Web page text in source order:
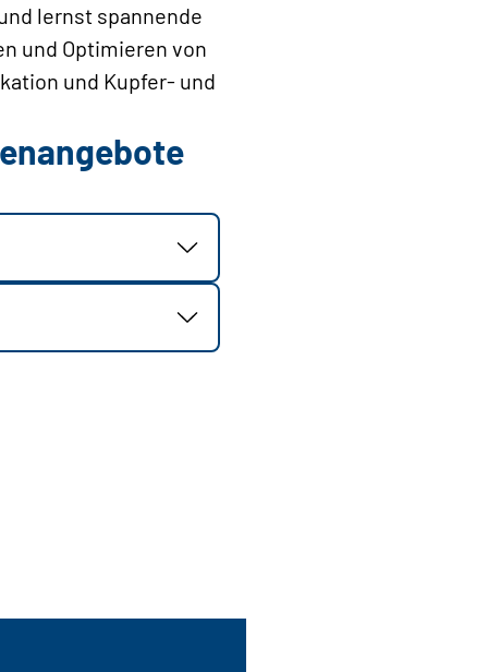
lernst spannende
und Optimieren von
und Kupfer- und